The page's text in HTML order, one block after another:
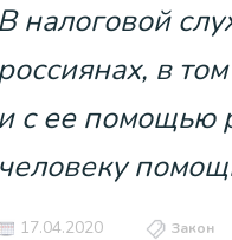
В налоговой
в
и с ее помощью
человеку
17.04.2020 Закон